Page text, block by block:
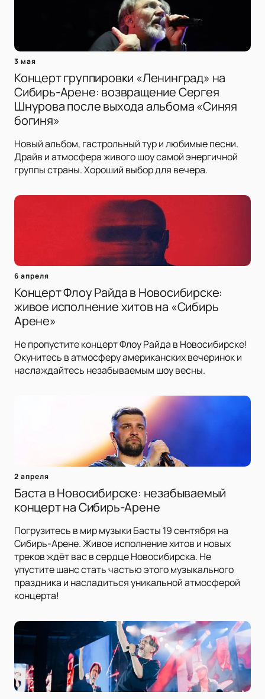
3 мая
Концерт группировки «Ленинград» на
Сибирь-Арене: возвращение Сергея
Шнурова после выхода альбома «Синяя
богиня»
Новый альбом, гастрольный тур и любимые песни.
Драйв и атмосфера живого шоу самой энергичной
группы страны. Хороший выбор для вечера.
6 апреля
Концерт Флоу Райда в Новосибирске:
живое исполнение хитов на «Сибирь
Арене»
Не пропустите концерт Флоу Райда в Новосибирске!
Окунитесь в атмосферу американских вечеринок и
наслаждайтесь незабываемым шоу весны.
2 апреля
Баста в Новосибирске: незабываемый
концерт на Сибирь-Арене
Погрузитесь в мир музыки Басты 19 сентября на
Сибирь-Арене. Живое исполнение хитов и новых
треков ждёт вас в сердце Новосибирска. Не
упустите шанс стать частью этого музыкального
праздника и насладиться уникальной атмосферой
концерта!